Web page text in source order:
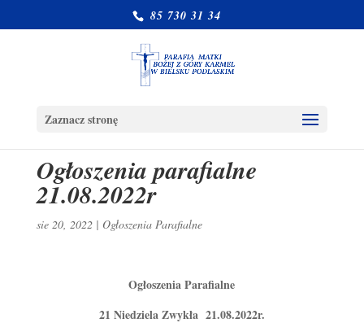
85 730 31 34
Zaznacz stronę
Ogłoszenia parafialne
21.08.2022r
sie 20, 2022| Ogłoszenia Parafialne
Ogłoszenia Parafialne
21 Niedziela Zwykła 21.08.2022r.